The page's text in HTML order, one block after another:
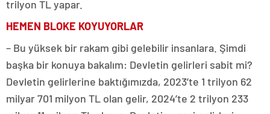
trilyon TL yapar.
HEMEN BLOKE KOYUYORLAR
– Bu yüksek bir rakam gibi gelebilir insanlara. Şimdi
başka bir konuya bakalım: Devletin gelirleri sabit mi?
Devletin gelirlerine baktığımızda, 2023’te 1 trilyon 62
milyar 701 milyon TL olan gelir, 2024’te 2 trilyon 233